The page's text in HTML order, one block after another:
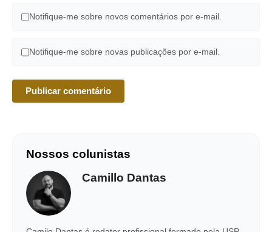
Notifique-me sobre novos comentários por e-mail.
Notifique-me sobre novas publicações por e-mail.
Nossos colunistas
Camillo Dantas